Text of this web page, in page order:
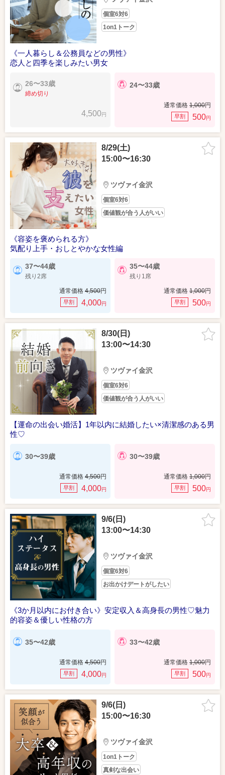
個室6対6
1on1トーク
《一人暮らし＆公務員などの男性》
恋人と四季を楽しみたい男女
26〜33歳
締め切り
4,500円
24〜33歳
通常価格 1,000円
早割 500円
8/29(土)
15:00〜16:30
ツヴァイ金沢
個室6対6
価値観が合う人がいい
《容姿を褒められる方》
気配り上手・おしとやかな女性編
37〜44歳
残り2席
通常価格 4,500円
早割 4,000円
35〜44歳
残り1席
通常価格 1,000円
早割 500円
8/30(日)
13:00〜14:30
ツヴァイ金沢
個室6対6
価値観が合う人がいい
【運命の出会い婚活】1年以内に結婚したい×清潔感のある男
性♡
30〜39歳
通常価格 4,500円
早割 4,000円
30〜39歳
通常価格 1,000円
早割 500円
9/6(日)
13:00〜14:30
ツヴァイ金沢
個室6対6
お出かけデートがしたい
《3か月以内にお付き合い》安定収入＆高身長の男性♡魅力
的容姿＆優しい性格の方
35〜42歳
通常価格 4,500円
早割 4,000円
33〜42歳
通常価格 1,000円
早割 500円
9/6(日)
15:00〜16:30
ツヴァイ金沢
1on1トーク
真剣な出会い